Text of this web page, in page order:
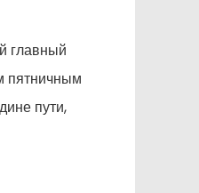
главный
пятничным
пути,